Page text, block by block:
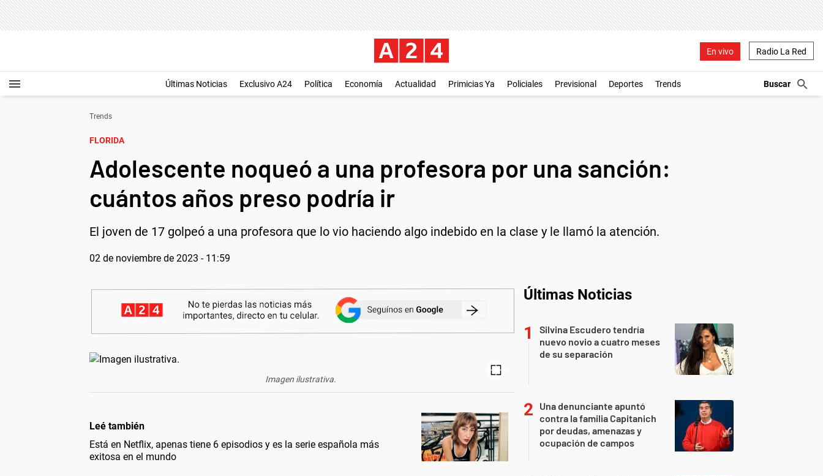
En vivo Radio La Red
Últimas Noticias Exclusivo A24 Política Economía Actualidad Primicias Ya Policiales Previsional Deportes Trends
Trends
FLORIDA
Adolescente noqueó a una profesora por una sanción:
cuántos años preso podría ir
El joven de 17 golpeó a una profesora que lo vio haciendo algo indebido en la clase y le llamó la atención.
02 de noviembre de 2023 - 11:59
Imagen ilustrativa.
Leé también
Está en Netflix, apenas tiene 6 episodios y es la serie española más
exitosa en el mundo
Últimas Noticias
Silvina Escudero tendría
nuevo novio a cuatro meses
de su separación
Una denunciante apuntó
contra la familia Capitanich
por deudas, amenazas y
ocupación de campos